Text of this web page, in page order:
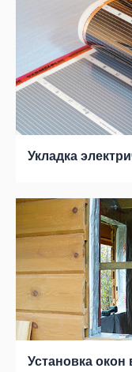
Укладка
Установка